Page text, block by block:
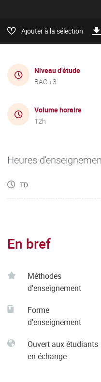
Ajouter à la sélection
Niveau d'étude
BAC +3
Volume horaire
12h
Heures
TD
En bref
Méthodes
d'enseignement
Forme
d'enseignement
Ouvert aux étudiants
en échange